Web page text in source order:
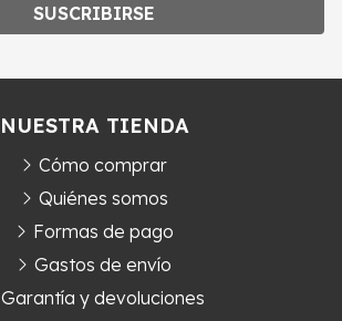
SUSCRIBIRSE
NUESTRA TIENDA
Cómo comprar
Quiénes somos
Formas de pago
Gastos de envío
Garantía y devoluciones